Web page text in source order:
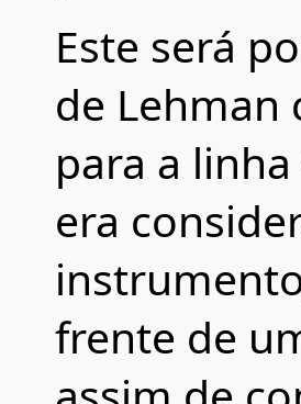
Este será
de
para a
era
frente de